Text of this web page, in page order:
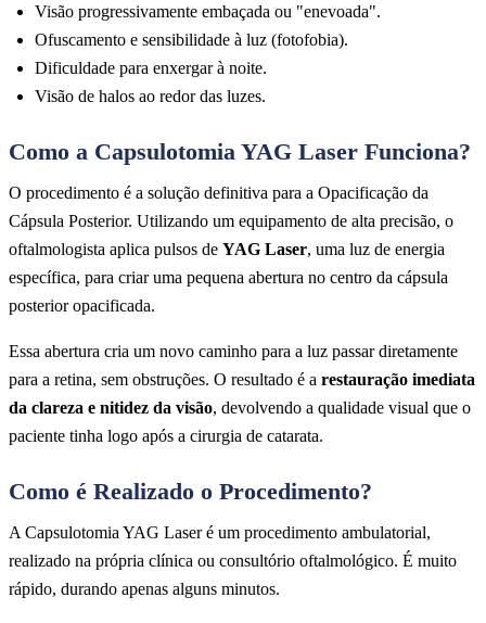
Visão progressivamente embaçada ou "enevoada".
Ofuscamento e sensibilidade à luz (fotofobia).
Dificuldade para enxergar à noite.
Visão de halos ao redor das luzes.
Como a Capsulotomia YAG Laser Funciona?
O procedimento é a solução definitiva para a Opacificação da
Cápsula Posterior. Utilizando um equipamento de alta precisão, o
oftalmologista aplica pulsos de YAG Laser, uma luz de energia
específica, para criar uma pequena abertura no centro da cápsula
posterior opacificada.
Essa abertura cria um novo caminho para a luz passar diretamente
para a retina, sem obstruções. O resultado é a restauração imediata
da clareza e nitidez da visão, devolvendo a qualidade visual que o
paciente tinha logo após a cirurgia de catarata.
Como é Realizado o Procedimento?
A Capsulotomia YAG Laser é um procedimento ambulatorial,
realizado na própria clínica ou consultório oftalmológico. É muito
rápido, durando apenas alguns minutos.